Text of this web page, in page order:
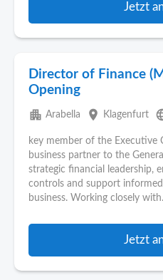
Jetzt
Director of Finance
Opening
apartment Arabella place Klagenfurt
key member of the Executive
business partner to the General
strategic financial leadership,
controls and support
business. Working closely
Jetzt